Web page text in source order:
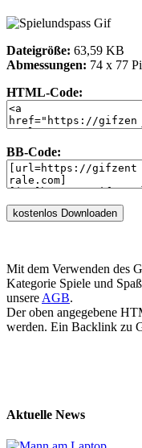
Dateigröße: 63,59 KB
Abmessungen: 74 x 77
HTML-Code:
BB-Code:
Mit dem Verwenden des
Kategorie Spiele und
unsere AGB.
Der oben angegebene
werden. Ein Backlink zu
Aktuelle News